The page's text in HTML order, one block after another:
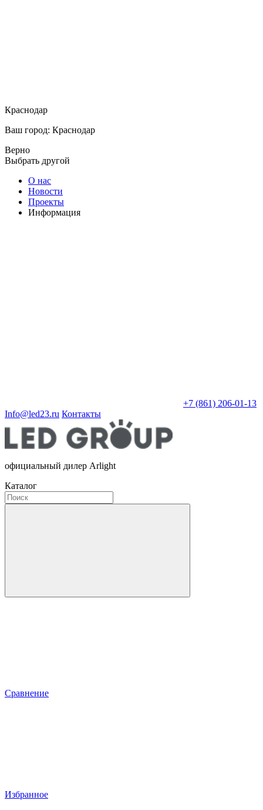
Краснодар
Ваш город: Краснодар
Верно
Выбрать другой
О нас
Новости
Проекты
Информация
+7 (861) 206-01-13
Info@led23.ru Контакты
официальный дилер Arlight
Каталог
Сравнение
Избранное